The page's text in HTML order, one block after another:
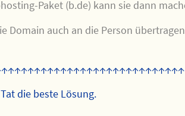
Paket (b.de) kann sie dann
Domain auch an die Person
die beste Lösung.